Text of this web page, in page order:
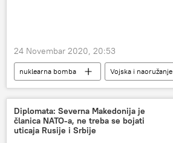
24 Novembar 2020, 20:53
nuklearna bomba
Vojska i naoružanje
F-35
Diplomata: Severna Makedonija je
članica NATO-a, ne treba se bojati
uticaja Rusije i Srbije